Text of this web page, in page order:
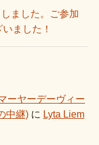
ました。ご参加
ました！
ーヤーデーヴィー
中継)に Lyta Liem